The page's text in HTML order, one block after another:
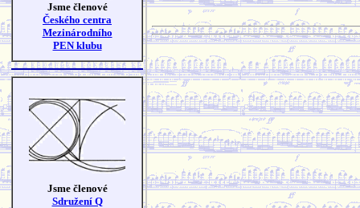
Jsme členové
Českého centra
Mezinárodního
PEN klubu
Jsme členové
Sdružení Q